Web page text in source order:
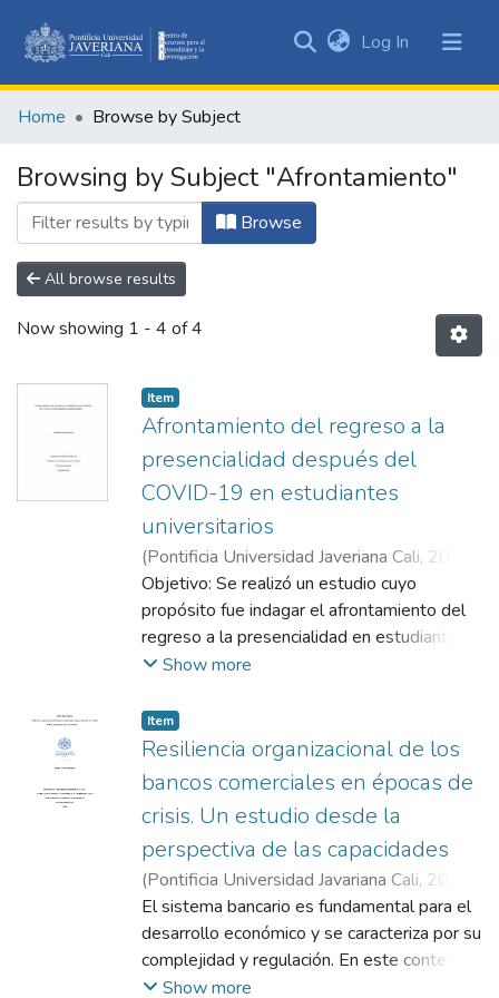
&
All of DSpace
Log In (current)
Home Browse by Subject
Browsing by Subject "Afrontamiento"
Browse
All browse results
Now showing 1 - 4 of 4
Item
Afrontamiento del regreso a la
presencialidad después del
COVID-19 en estudiantes
universitarios
(Pontificia Universidad Javeriana Cali, 2023
Carrero Moreno, Ana María;Varela Arévalo,
María Teresa
Objetivo: Se realizó un estudio cuyo
propósito fue indagar el afrontamiento del
regreso a la presencialidad en estudiantes
universitarios de una universidad privada de
con diseño narrativo en el cual participaron
cinco estudiantes de pregrado, de los
cuales tres fueron hombres y dos mujeres,
entre los 18 y 25 años. Fueron captados
mediante un muestreo intencional y
contestaron entrevistas en profundidad.
Resultados: Se evidenció que los
participantes realizaron cambios en cuanto a
sus estilos de vida realizando ajustes a sus
rutinas de autocuidado, físico y mental,
evidenciando un carácter resiliente y
Show more
Item
Resiliencia organizacional de los
bancos comerciales en épocas de
crisis. Un estudio desde la
perspectiva de las capacidades
(Pontificia Universidad Javariana Cali, 2025
Garay Rodríguez, Seydyss;Gómez Mejía,
Alina
El sistema bancario es fundamental para el
desarrollo económico y se caracteriza por su
complejidad y regulación. En este contexto,
los bancos comerciales deben demostrar
Show more